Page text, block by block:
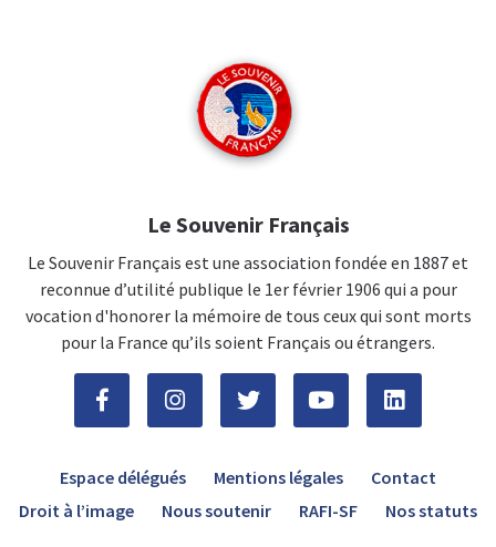
Le Souvenir Français
Le Souvenir Français est une association fondée en 1887 et
reconnue d’utilité publique le 1er février 1906 qui a pour
vocation d'honorer la mémoire de tous ceux qui sont morts
pour la France qu’ils soient Français ou étrangers.
Espace délégués Mentions légales
Contact
Droit à l’image
Nous soutenir RAFI-SF Nos statuts